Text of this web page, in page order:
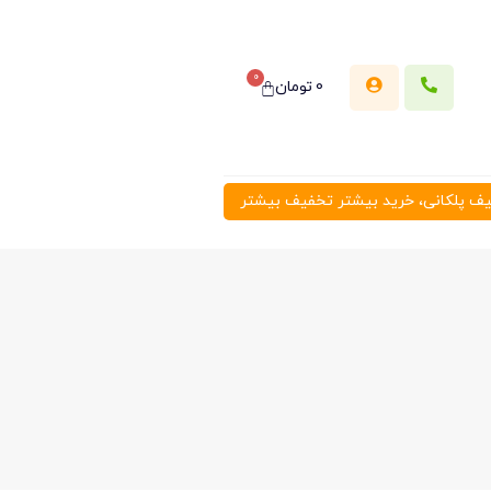
0تومان 0
پلکانی، خرید بیشتر تخفیف بیشتر